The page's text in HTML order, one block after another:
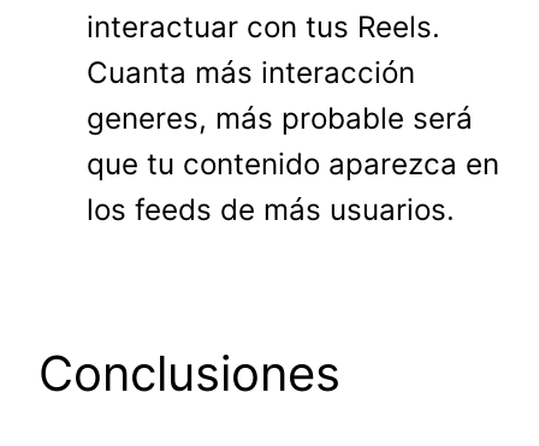
interactuar con tus Reels.
Cuanta más interacción
generes, más probable será
que tu contenido aparezca en
los feeds de más usuarios.
Conclusiones